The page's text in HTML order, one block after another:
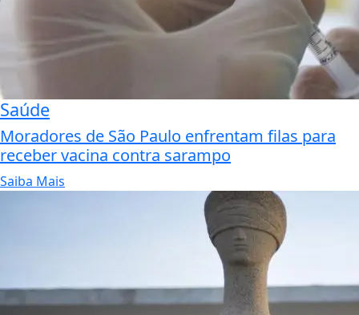
Saúde
Moradores de São Paulo enfrentam filas para
receber vacina contra sarampo
Saiba Mais